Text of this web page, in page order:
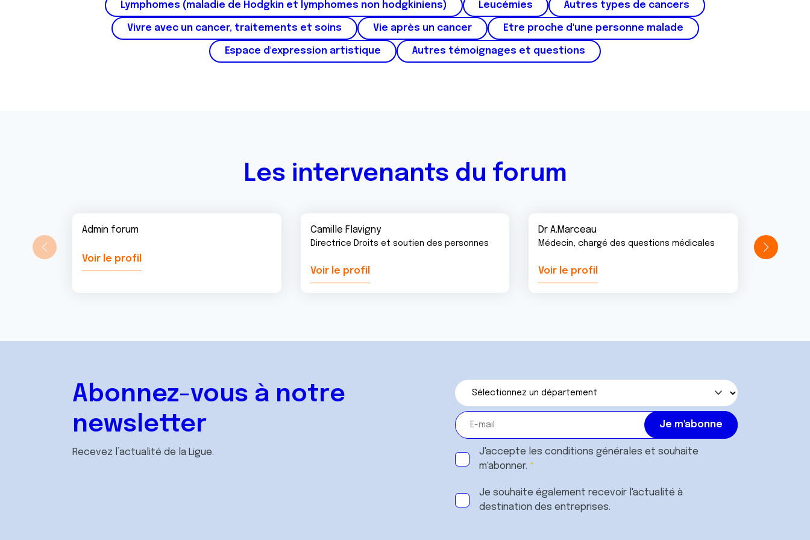
Lymphomes (maladie de Hodgkin et lymphomes non hodgkiniens) Leucémies Autres types de cancers
Vivre avec un cancer, traitements et soins Vie après un cancer Etre proche d'une personne malade
Espace d'expression artistique Autres témoignages et questions
Les intervenants du forum
Admin forum
Voir le profil
Camille Flavigny
Directrice Droits et soutien des personnes
Voir le profil
Dr A.Marceau
Médecin, chargé des questions médicales
Voir le profil
Abonnez-vous à notre
newsletter
Recevez l’actualité de la Ligue. J'accepte les conditions générales et souhaite
m'abonner.
Je souhaite également recevoir l'actualité à
destination des entreprises.